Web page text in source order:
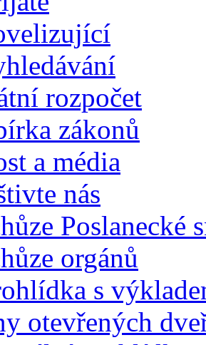
rozpočet
zákonů
a média
nás
Poslanecké
orgánů
s
otevřených